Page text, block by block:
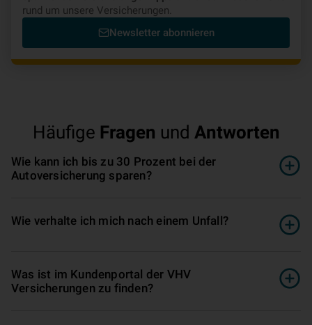
rund um unsere Versicherungen.
Newsletter abonnieren
Häufige Fragen und Antworten
Wie kann ich bis zu 30 Prozent bei der
Autoversicherung sparen?
Wie verhalte ich mich nach einem Unfall?
Was ist im Kundenportal der VHV
Versicherungen zu finden?